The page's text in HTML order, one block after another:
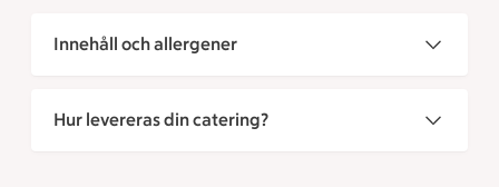
Innehåll och allergener
Hur levereras din catering?